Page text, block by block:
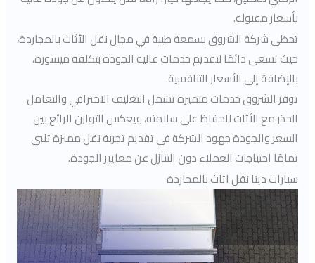
بأسعار مقبولة.
تحظى شركة الشروق بسمعة طيبة في مجال نقل الأثاث بالمجاردة،
حيث تسعى دائمًا لتقديم خدمات عالية الجودة بتكلفة ميسورة،
بالإضافة إلى الأسعار التنافسية.
توفر الشروق خدمات متميزة تشمل التغليف الاحترافي والتعامل
الحذر مع الأثاث للحفاظ على سلامته، ويعكس التوازن الرائع بين
السعر والجودة جهود الشركة في تقديم تجربة نقل مميزة تلبي
تمامًا احتياجات العملاء دون التنازل عن معايير الجودة.
سيارات دينا نقل اثاث بالمجاردة